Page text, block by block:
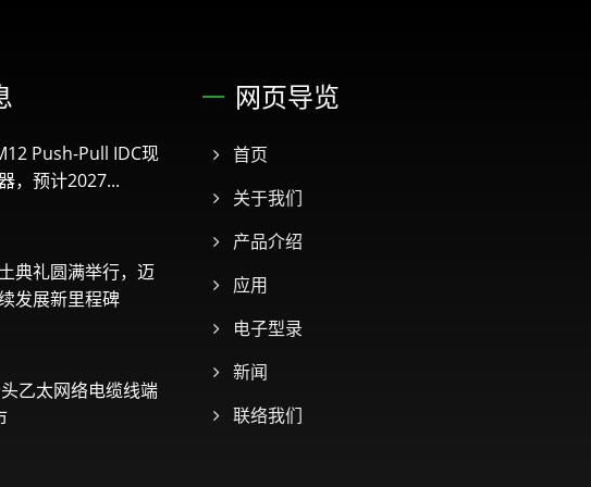
Push-Pull IDC现
，预计2027...
典礼圆满举行，迈
发展新里程碑
乙太网络电缆线端
网页导览
首页
关于我们
产品介绍
应用
电子型录
新闻
联络我们